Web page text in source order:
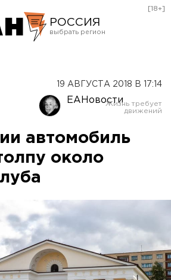
РОССИЯ
Оренбург
[18+]
19 АВГУСТА 2018 В 17:14
ЕАНовости
автомобиль
около